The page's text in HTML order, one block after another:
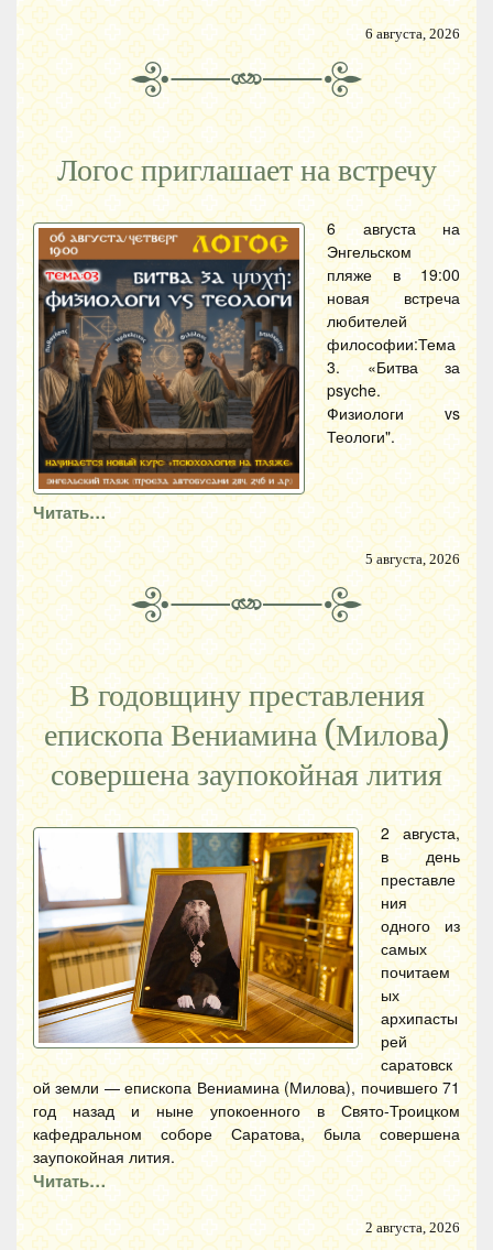
6 августа, 2026
Логос приглашает на встречу
6 августа на
Энгельском
пляже в 19:00
новая встреча
любителей
философии:Тема
3. «Битва за
psyche.
Физиологи vs
Теологи".
Читать…
5 августа, 2026
В годовщину преставления
епископа Вениамина (Милова)
совершена заупокойная лития
2 августа,
в день
преставле
ния
одного из
самых
почитаем
ых
архипасты
рей
саратовск
ой земли — епископа Вениамина (Милова), почившего 71
год назад и ныне упокоенного в Свято-Троицком
кафедральном соборе Саратова, была совершена
заупокойная лития.
Читать…
2 августа, 2026